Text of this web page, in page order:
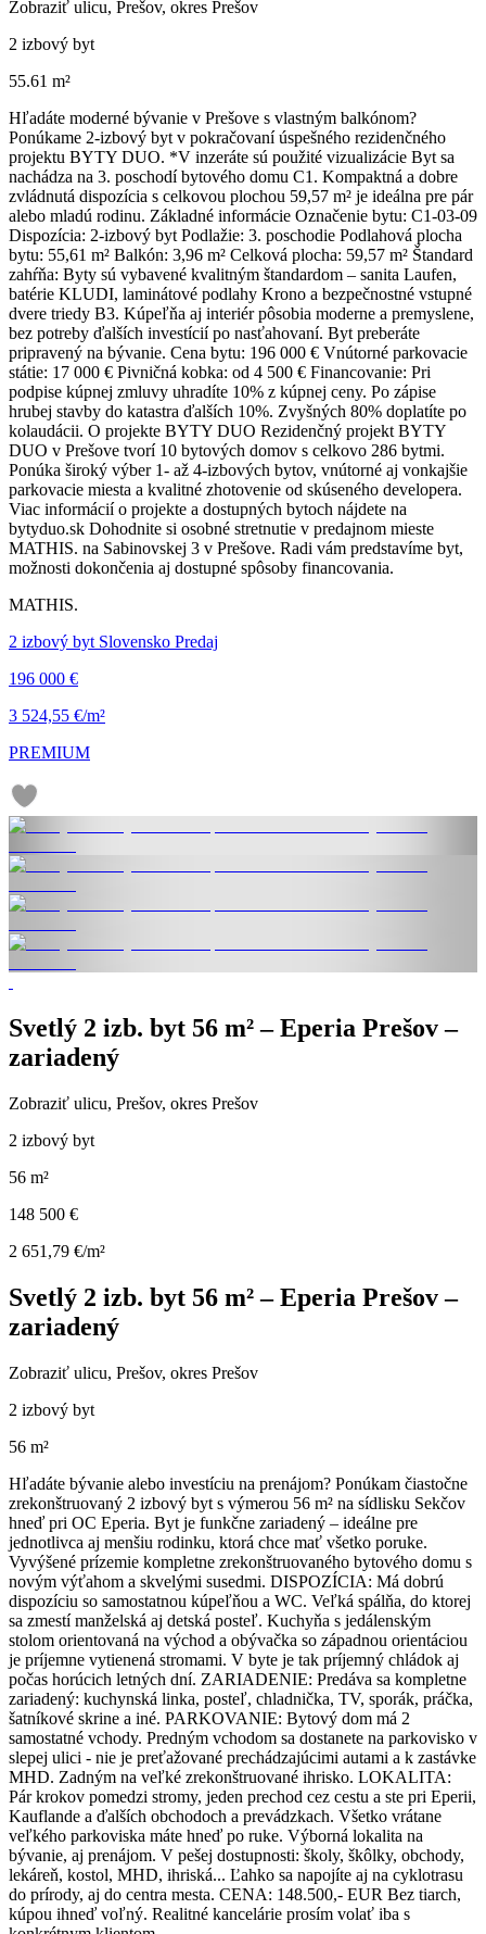
Zobraziť ulicu, Prešov, okres Prešov
2 izbový byt
55.61 m²
Hľadáte moderné bývanie v Prešove s vlastným balkónom?
Ponúkame 2-izbový byt v pokračovaní úspešného rezidenčného
projektu BYTY DUO. *V inzeráte sú použité vizualizácie Byt sa
nachádza na 3. poschodí bytového domu C1. Kompaktná a dobre
zvládnutá dispozícia s celkovou plochou 59,57 m² je ideálna pre pár
alebo mladú rodinu. Základné informácie Označenie bytu: C1-03-09
Dispozícia: 2-izbový byt Podlažie: 3. poschodie Podlahová plocha
bytu: 55,61 m² Balkón: 3,96 m² Celková plocha: 59,57 m² Štandard
zahŕňa: Byty sú vybavené kvalitným štandardom – sanita Laufen,
batérie KLUDI, laminátové podlahy Krono a bezpečnostné vstupné
dvere triedy B3. Kúpeľňa aj interiér pôsobia moderne a premyslene,
bez potreby ďalších investícií po nasťahovaní. Byt preberáte
pripravený na bývanie. Cena bytu: 196 000 € Vnútorné parkovacie
státie: 17 000 € Pivničná kobka: od 4 500 € Financovanie: Pri
podpise kúpnej zmluvy uhradíte 10% z kúpnej ceny. Po zápise
hrubej stavby do katastra ďalších 10%. Zvyšných 80% doplatíte po
kolaudácii. O projekte BYTY DUO Rezidenčný projekt BYTY
DUO v Prešove tvorí 10 bytových domov s celkovo 286 bytmi.
Ponúka široký výber 1- až 4-izbových bytov, vnútorné aj vonkajšie
parkovacie miesta a kvalitné zhotovenie od skúseného developera.
Viac informácií o projekte a dostupných bytoch nájdete na
bytyduo.sk Dohodnite si osobné stretnutie v predajnom mieste
MATHIS. na Sabinovskej 3 v Prešove. Radi vám predstavíme byt,
možnosti dokončenia aj dostupné spôsoby financovania.
MATHIS.
2 izbový byt Slovensko Predaj
196 000 €
3 524,55 €/m²
PREMIUM
Svetlý 2 izb. byt 56 m² – Eperia Prešov –
zariadený
Zobraziť ulicu, Prešov, okres Prešov
2 izbový byt
56 m²
148 500 €
2 651,79 €/m²
Svetlý 2 izb. byt 56 m² – Eperia Prešov –
zariadený
Zobraziť ulicu, Prešov, okres Prešov
2 izbový byt
56 m²
Hľadáte bývanie alebo investíciu na prenájom? Ponúkam čiastočne
zrekonštruovaný 2 izbový byt s výmerou 56 m² na sídlisku Sekčov
hneď pri OC Eperia. Byt je funkčne zariadený – ideálne pre
jednotlivca aj menšiu rodinku, ktorá chce mať všetko poruke.
Vyvýšené prízemie kompletne zrekonštruovaného bytového domu s
novým výťahom a skvelými susedmi. DISPOZÍCIA: Má dobrú
dispozíciu so samostatnou kúpeľňou a WC. Veľká spálňa, do ktorej
sa zmestí manželská aj detská posteľ. Kuchyňa s jedálenským
stolom orientovaná na východ a obývačka so západnou orientáciou
je príjemne vytienená stromami. V byte je tak príjemný chládok aj
počas horúcich letných dní. ZARIADENIE: Predáva sa kompletne
zariadený: kuchynská linka, posteľ, chladnička, TV, sporák, práčka,
šatníkové skrine a iné. PARKOVANIE: Bytový dom má 2
samostatné vchody. Predným vchodom sa dostanete na parkovisko v
slepej ulici - nie je preťažované prechádzajúcimi autami a k zastávke
MHD. Zadným na veľké zrekonštruované ihrisko. LOKALITA:
Pár krokov pomedzi stromy, jeden prechod cez cestu a ste pri Eperii,
Kauflande a ďalších obchodoch a prevádzkach. Všetko vrátane
veľkého parkoviska máte hneď po ruke. Výborná lokalita na
bývanie, aj prenájom. V pešej dostupnosti: školy, škôlky, obchody,
lekáreň, kostol, MHD, ihriská... Ľahko sa napojíte aj na cyklotrasu
do prírody, aj do centra mesta. CENA: 148.500,- EUR Bez tiarch,
kúpou ihneď voľný. Realitné kancelárie prosím volať iba s